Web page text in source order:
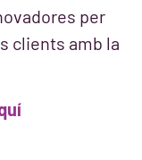
per
clients amb la